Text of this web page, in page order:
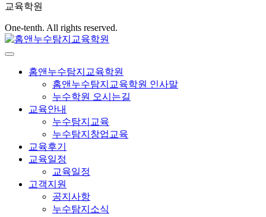
교육학원
One-tenth. All rights reserved.
홈앤누수탐지교육학원
홈앤누수탐지교육학원 인사말
누수학원 오시는길
교육안내
누수탐지교육
누수탐지창업교육
교육후기
교육일정
교육일정
고객지원
공지사항
누수탐지소식